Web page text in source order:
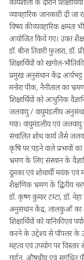
कार्यशाला के दौरान
व्यावहारिक जानकारी दी जा
विषय की व्यवहारिक
आयोजित किये गए। उक्त
डॉ. बीना तिवारी फुलारा, डॉ.
शिक्षार्थियों को खगोल-
प्रमुख अनुसंधान केंद्र आर्यभट्ट
मनोरा पीक, नैनीताल का
शिक्षार्थियों को आधुनिक
जलवायु / वायुमंडलीय
गया। वायुमंडलीय एवं
संचालित शोध कार्य जैसे
कृषि पर पड़ने वाले प्रभावों
भ्रमण के लिए संस्थान के
दुमका एवं शोधार्थी मयंक एवं
शैक्षणिक भ्रमण के द्वितीय
डॉ. कृष्ण कुमार टम्टा, डॉ. नेहा
अनुसंधान केंद्र, लालकुआँ का
शिक्षार्थियों को वानिकी एवं
करने के उद्देश्य से पॉपलर के
महत्व एवं उपयोग पर
गार्डन, औषधीय एवं सुगंधित